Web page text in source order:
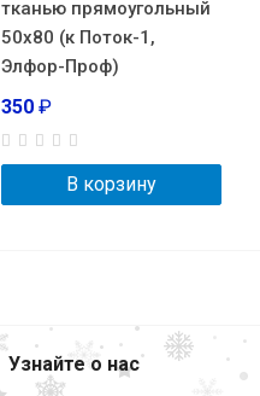
тканью прямоугольный
50х80 (к Поток-1,
Элфор-Проф)
350 ₽
В корзину
Узнайте о нас